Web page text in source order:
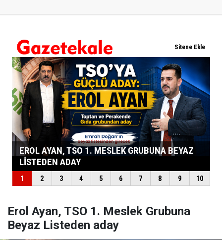
Erol Ayan, TSO 1. Meslek Grubuna
Beyaz Listeden aday